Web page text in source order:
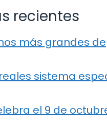
recientes
más grandes de
sistema
el 9 de